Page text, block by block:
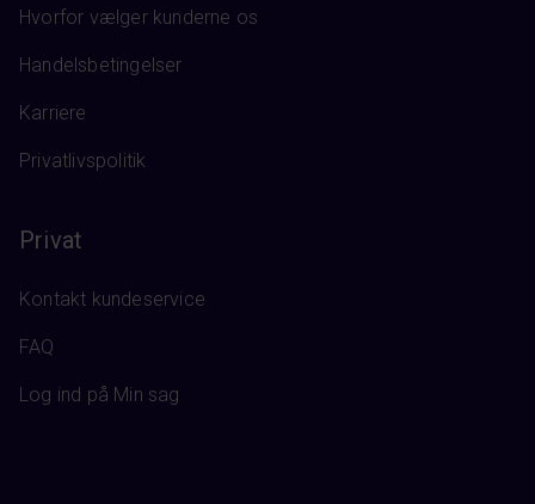
Hvorfor vælger kunderne os
Handelsbetingelser
Karriere
Privatlivspolitik
Privat
Kontakt kundeservice
FAQ
Log ind på Min sag